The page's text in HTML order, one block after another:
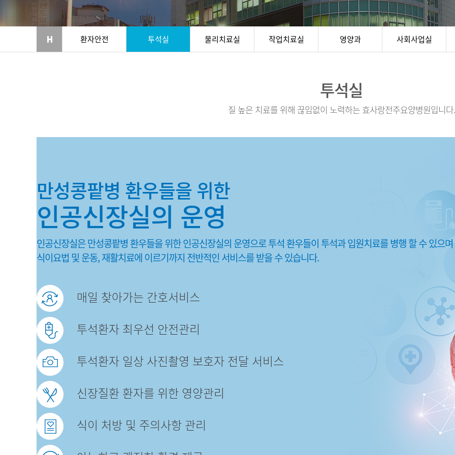
환자안전 투석실 물리치료실 작업치료실 영양과 사회사업실
투석실
질 높은 치료를 위해 끊임없이 노력하는 효사랑전주요양병원입니다.
만성콩팥병 환우들을 위한
인공신장실의 운영
인공신장실은 만성콩팥병 환우들을 위한 인공신장실의 운영으로 투석 환우들이 투석과 입원치료를 병행 할 수 있으며
식이요법 및 운동, 재활치료에 이르기까지 전반적인 서비스를 받을 수 있습니다.
매일 찾아가는 간호서비스
투석환자 최우선 안전관리
투석환자 일상 사진촬영 보호자 전달 서비스
신장질환 환자를 위한 영양관리
식이 처방 및 주의사항 관리